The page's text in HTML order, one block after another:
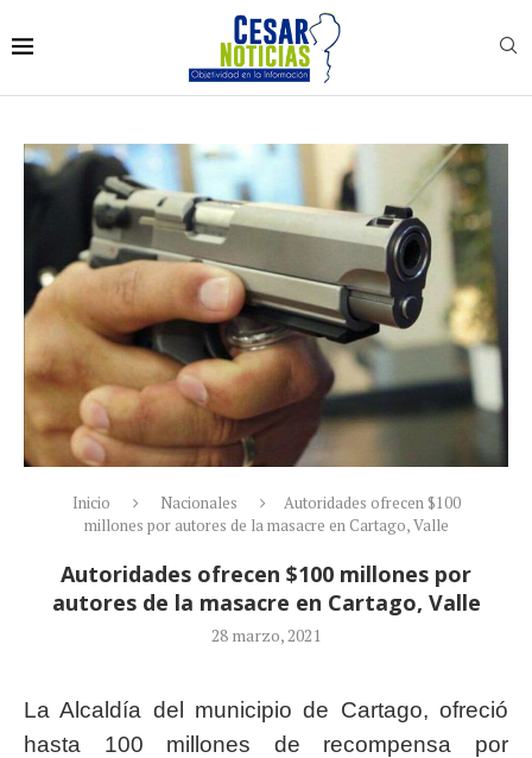
Inicio Nacionales
Autoridades ofrecen $100
millones por autores de la masacre en Cartago, Valle
Autoridades ofrecen $100 millones por
autores de la masacre en Cartago, Valle
28 marzo, 2021
La Alcaldía del municipio de Cartago, ofreció
hasta 100 millones de recompensa por